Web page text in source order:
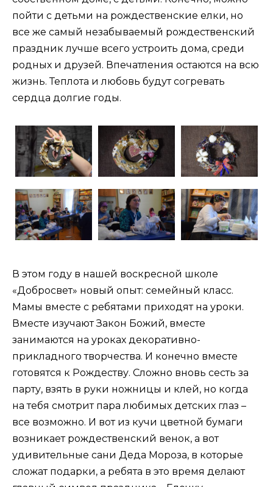
пойти с детьми на рождественские елки, но
все же самый незабываемый рождественский
праздник лучше всего устроить дома, среди
родных и друзей. Впечатления остаются на всю
жизнь. Теплота и любовь будут согревать
сердца долгие годы.
В этом году в нашей воскресной школе
«Добросвет» новый опыт: семейный класс.
Мамы вместе с ребятами приходят на уроки.
Вместе изучают Закон Божий, вместе
занимаются на уроках декоративно-
прикладного творчества. И конечно вместе
готовятся к Рождеству. Сложно вновь сесть за
парту, взять в руки ножницы и клей, но когда
на тебя смотрит пара любимых детских глаз –
все возможно. И вот из кучи цветной бумаги
возникает рождественский венок, а вот
удивительные сани Деда Мороза, в которые
сложат подарки, а ребята в это время делают